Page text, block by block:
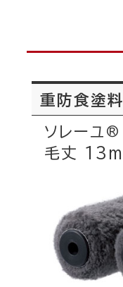
重防食塗
ソレーユ ®
毛丈